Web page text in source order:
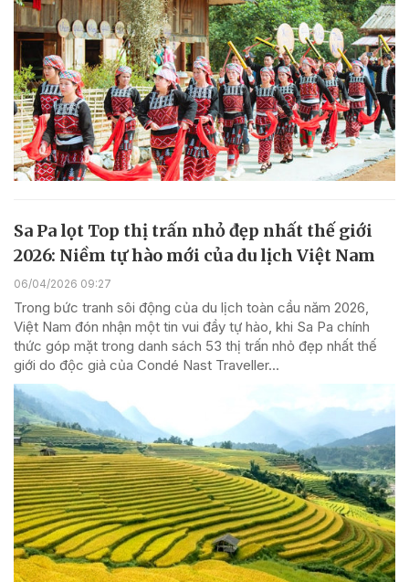
Sa Pa lọt Top thị trấn nhỏ đẹp nhất thế giới
2026: Niềm tự hào mới của du lịch Việt Nam
06/04/2026 09:27
Trong bức tranh sôi động của du lịch toàn cầu năm 2026,
Việt Nam đón nhận một tin vui đầy tự hào, khi Sa Pa chính
thức góp mặt trong danh sách 53 thị trấn nhỏ đẹp nhất thế
giới do độc giả của Condé Nast Traveller...